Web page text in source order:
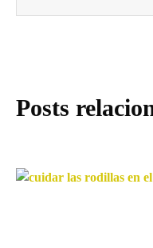
Posts